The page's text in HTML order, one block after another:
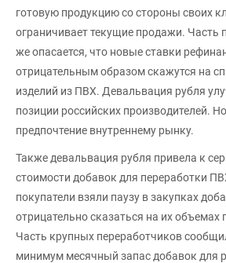
готовую продукцию со стороны своих
ограничивает текущие продажи. Часть
же опасается, что новые ставки
отрицательным образом скажутся на
изделий из ПВХ. Девальвация рубля
позиции российских производителей.
предпочтение внутреннему рынку.
Также девальвация рубля привела к
стоимости добавок для переработки
покупатели взяли паузу в закупках
отрицательно сказаться на их объемах
Часть крупных переработчиков
минимум месячный запас добавок для